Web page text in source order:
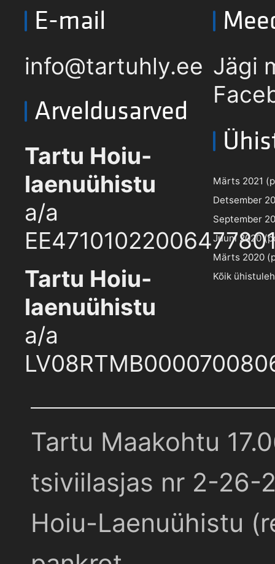
E-mail
info@tartuhly.ee
Arveldusarved
Tartu Hoiu-
laenuühistu
a/a
Tartu Hoiu-
laenuühistu
a/a
Jägi
Märts 2021
Detsember
September
Juuni 2020
Märts 2020
Kõik
Tartu Maakohtu
tsiviilasjas nr 2-26-
Hoiu-Laenuühistu